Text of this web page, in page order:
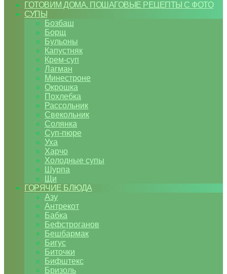
ГОТОВИМ ДОМА. ПОШАГОВЫЕ РЕЦЕПТЫ С ФОТО
СУПЫ
Бозбаш
Борщ
Бульоны
Капустняк
Крем-суп
Лагман
Минестроне
Окрошка
Похлебка
Рассольник
Свекольник
Солянка
Суп-пюре
Уха
Харчо
Холодные супы
Шурпа
Щи
ГОРЯЧИЕ БЛЮДА
Азу
Антрекот
Бабка
Бефстроганов
Бешбармак
Бигус
Биточки
Бифштекс
Бризоль